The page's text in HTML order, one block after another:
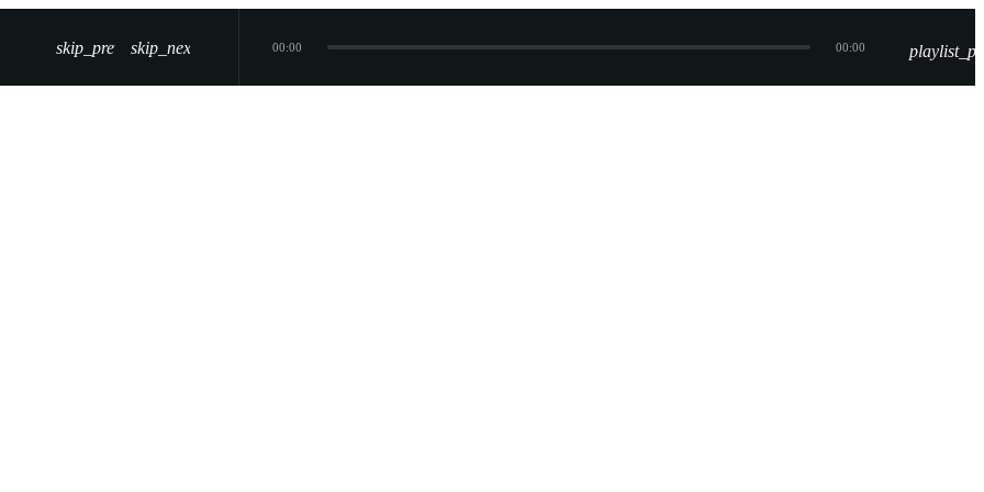
skip_previousskip_next 00:00 00:00